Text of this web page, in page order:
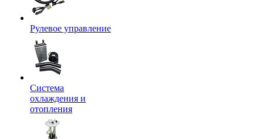
Рулевое управление
Система
охлаждения и
отопления